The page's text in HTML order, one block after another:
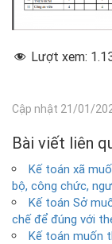
Lượt xem:
Cập nhật 21/01/
Bài viết liên
Kế toán xã
bộ, công chức,
Kế toán Sở
chế để đúng với
Kế toán muốn